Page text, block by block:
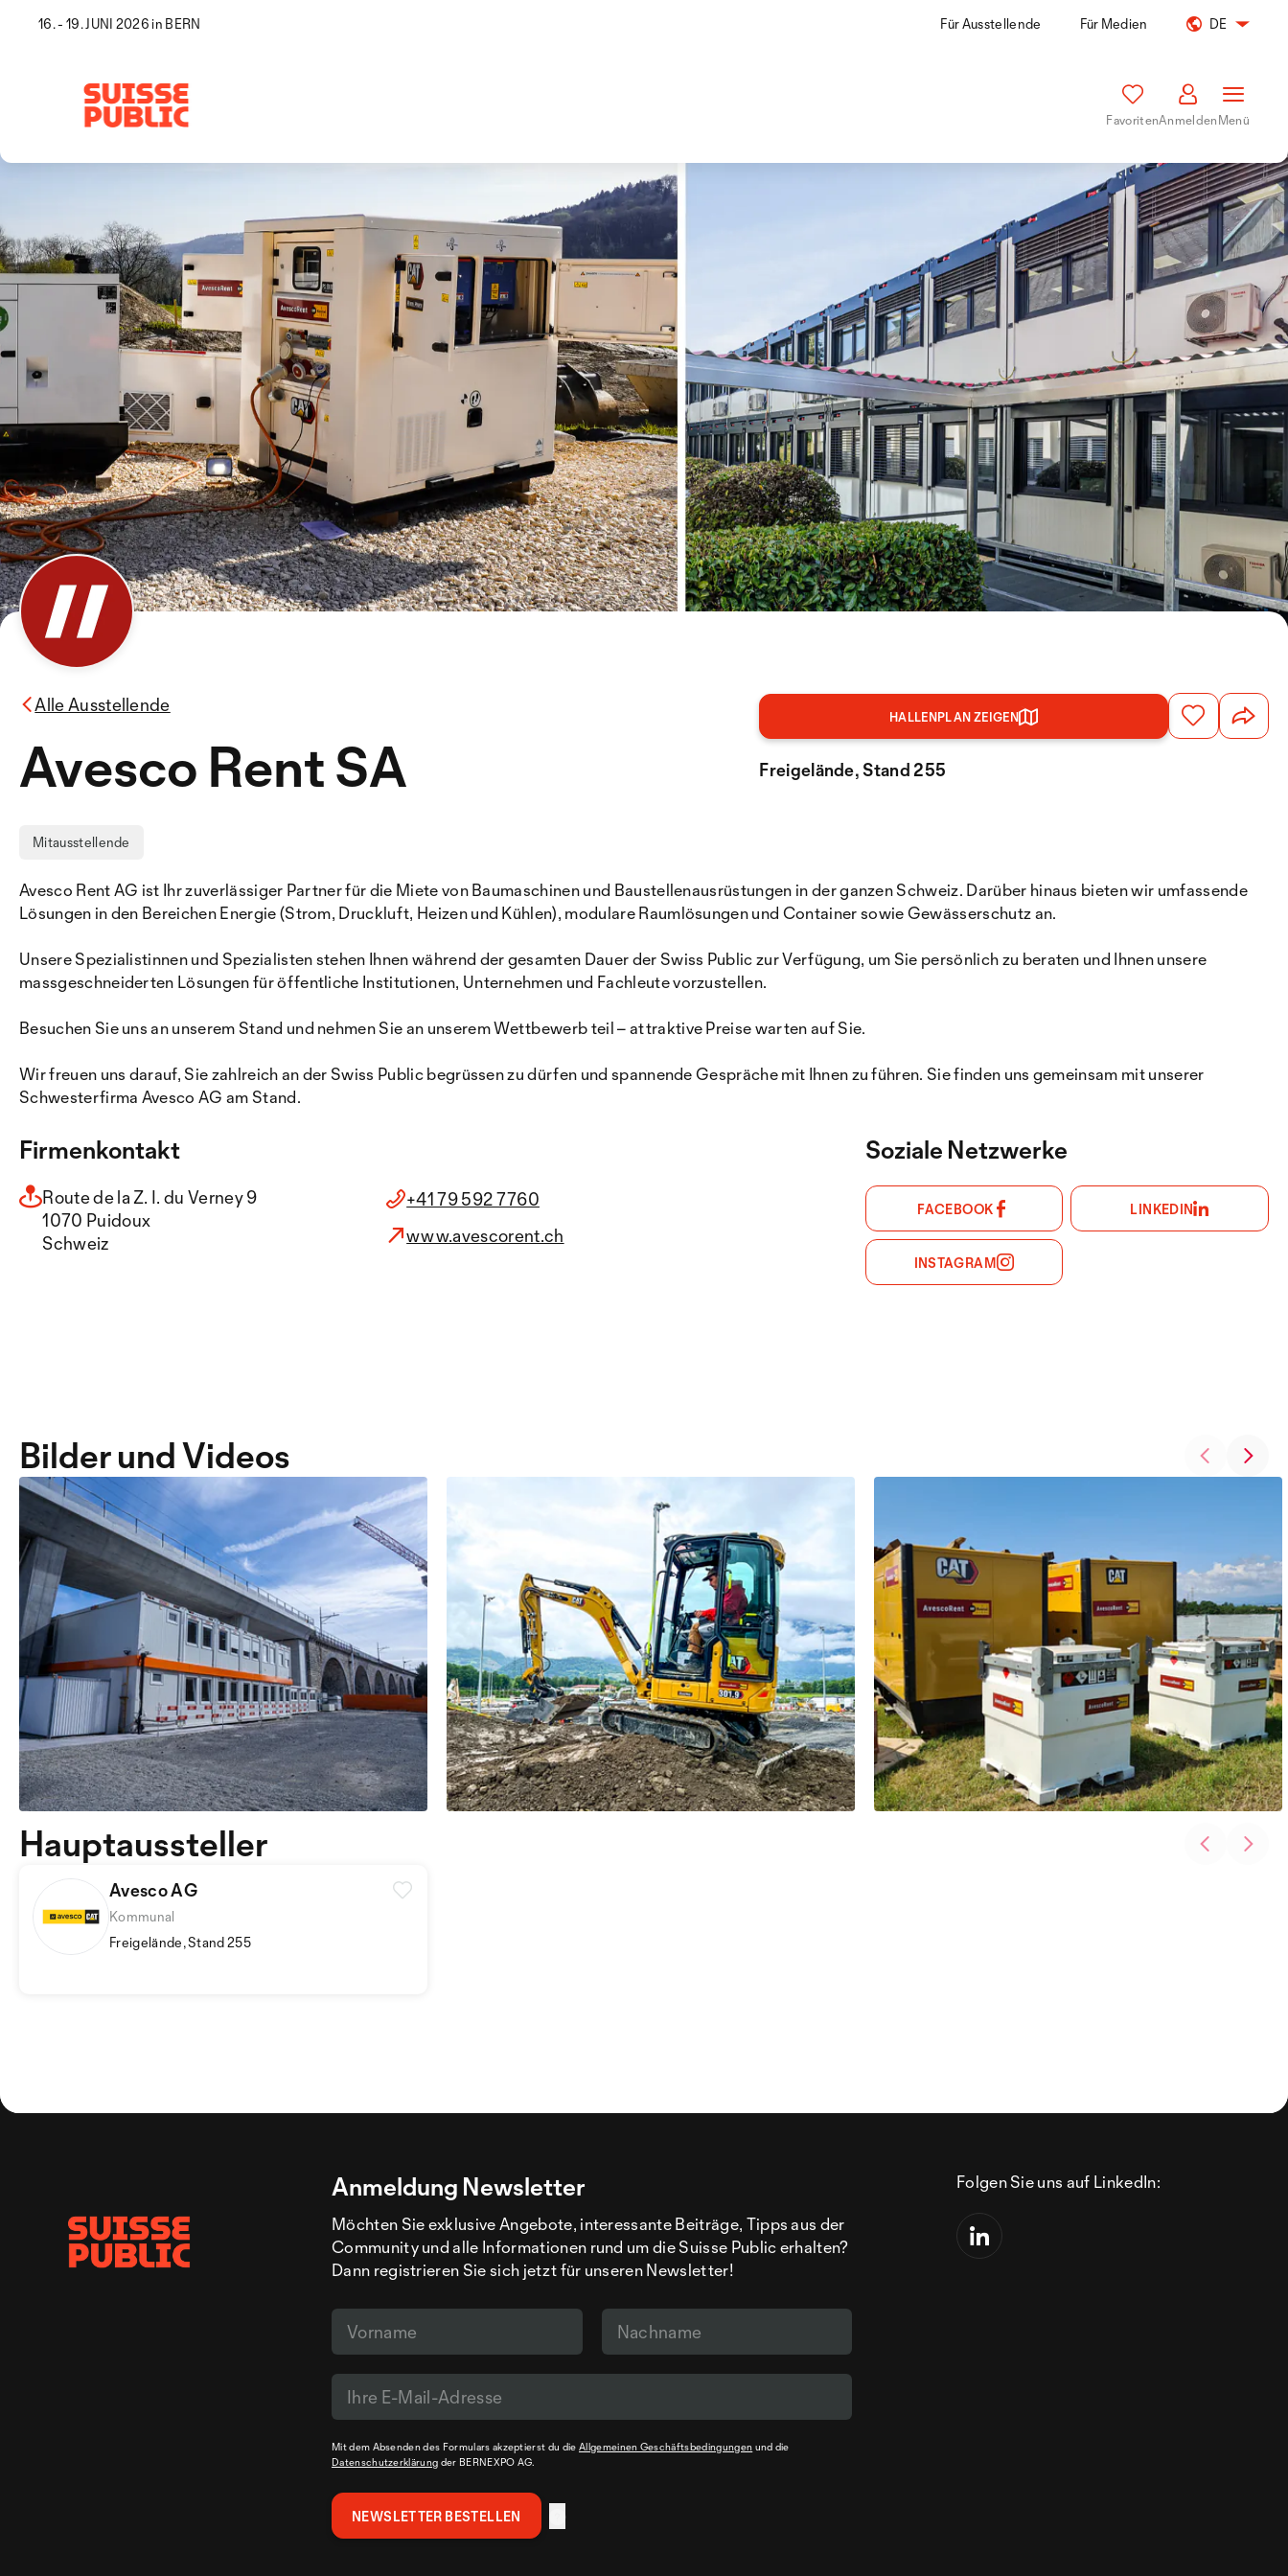
16. - 19. JUNI 2026 in BERN Für Ausstellende Für Medien DE
FavoritenAnmeldenMenü
Alle Ausstellende
Avesco Rent SA
Mitausstellende
HALLENPLAN ZEIGEN
Freigelände, Stand 255
Avesco Rent AG ist Ihr zuverlässiger Partner für die Miete von Baumaschinen und Baustellenausrüstungen in der ganzen Schweiz. Darüber hinaus bieten wir umfassende
Lösungen in den Bereichen Energie (Strom, Druckluft, Heizen und Kühlen), modulare Raumlösungen und Container sowie Gewässerschutz an.
Unsere Spezialistinnen und Spezialisten stehen Ihnen während der gesamten Dauer der Swiss Public zur Verfügung, um Sie persönlich zu beraten und Ihnen unsere
massgeschneiderten Lösungen für öffentliche Institutionen, Unternehmen und Fachleute vorzustellen.
Besuchen Sie uns an unserem Stand und nehmen Sie an unserem Wettbewerb teil – attraktive Preise warten auf Sie.
Wir freuen uns darauf, Sie zahlreich an der Swiss Public begrüssen zu dürfen und spannende Gespräche mit Ihnen zu führen. Sie finden uns gemeinsam mit unserer
Schwesterfirma Avesco AG am Stand.
Firmenkontakt
Route de la Z. I. du Verney 9
1070 Puidoux
Schweiz
+41 79 592 7760
www.avescorent.ch
Soziale Netzwerke
FACEBOOK LINKEDIN
INSTAGRAM
Bilder und Videos
Avesco AG
Kommunal
Freigelände, Stand 255
Hauptaussteller
Anmeldung Newsletter
Möchten Sie exklusive Angebote, interessante Beiträge, Tipps aus der
Community und alle Informationen rund um die Suisse Public erhalten?
Dann registrieren Sie sich jetzt für unseren Newsletter!
Mit dem Absenden des Formulars akzeptierst du die Allgemeinen Geschäftsbedingungen und die
Datenschutzerklärung der BERNEXPO AG.
Folgen Sie uns auf LinkedIn: